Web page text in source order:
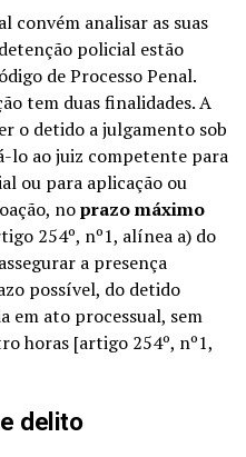
convém analisar as suas
policial estão
de Processo Penal.
tem duas finalidades. A
o detido a julgamento sob
lo ao juiz competente para
ou para aplicação ou
noprazo máximo
254º, nº1, alínea a) do
a presença
possível, do detido
em ato processual, sem
horas [artigo 254º, nº1,
delito